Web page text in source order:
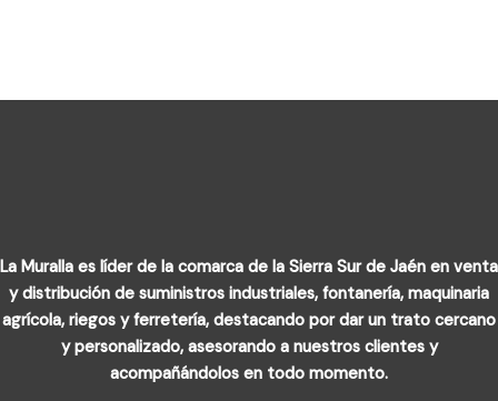
La Muralla es líder de la comarca de la Sierra Sur de Jaén en venta
y distribución de suministros industriales, fontanería, maquinaria
agrícola, riegos y ferretería, destacando por dar un trato cercano
y personalizado, asesorando a nuestros clientes y
acompañándolos en todo momento.